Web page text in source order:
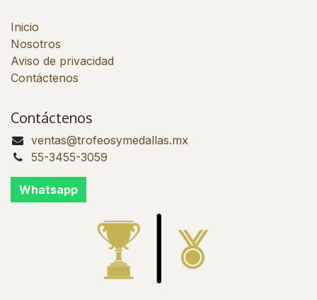
Inicio
Nosotros
Aviso de privacidad
Contáctenos
Contáctenos
ventas@trofeosymedallas.mx
55-3455-3059
Whatsapp